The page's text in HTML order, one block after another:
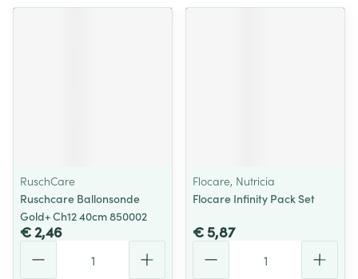
RuschCare
Ruschcare Ballonsonde
Gold+ Ch12 40cm 850002
€ 2,46
Flocare, Nutricia
Flocare Infinity Pack Set
€ 5,87